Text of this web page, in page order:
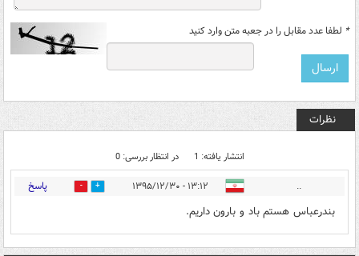
* لطفا عدد مقابل را در جعبه متن وارد کنید
نظرات
انتشار یافته: 1 در انتظار بررسی: 0
.. ۱۳:۱۲ - ۱۳۹۵/۱۲/۳۰ 0 پاسخ
بندرعباس هستم باد و بارون داریم.